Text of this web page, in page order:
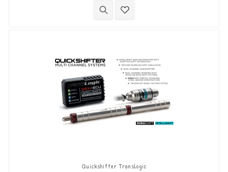
"Standard e Reverse". Il sensore DCS
Quickshifter Translogic